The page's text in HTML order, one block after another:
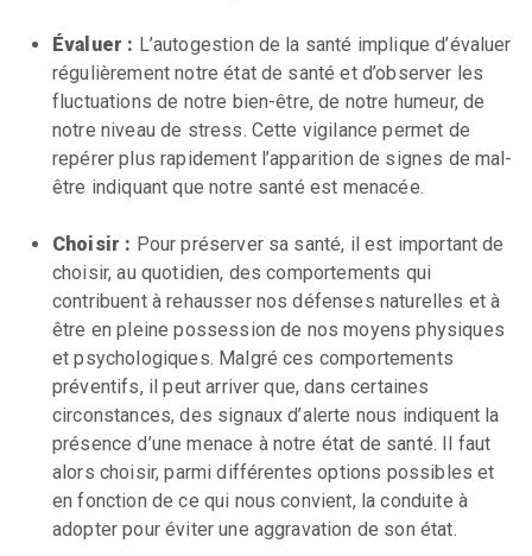
Évaluer : L’autogestion de la santé implique d’évaluer
régulièrement notre état de santé et d’observer les
fluctuations de notre bien-être, de notre humeur, de
notre niveau de stress. Cette vigilance permet de
repérer plus rapidement l’apparition de signes de mal-
être indiquant que notre santé est menacée.
Choisir : Pour préserver sa santé, il est important de
choisir, au quotidien, des comportements qui
contribuent à rehausser nos défenses naturelles et à
être en pleine possession de nos moyens physiques
et psychologiques. Malgré ces comportements
préventifs, il peut arriver que, dans certaines
circonstances, des signaux d’alerte nous indiquent la
présence d’une menace à notre état de santé. Il faut
alors choisir, parmi différentes options possibles et
en fonction de ce qui nous convient, la conduite à
adopter pour éviter une aggravation de son état.